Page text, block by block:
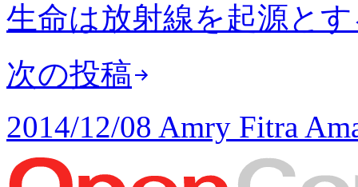
生命は放射線を起源と
次の投稿
2014/12/08 Amry Fitra